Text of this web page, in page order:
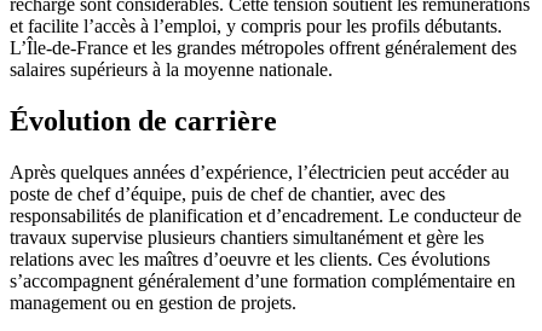
recharge sont considérables. Cette tension soutient les rémunérations
et facilite l’accès à l’emploi, y compris pour les profils débutants.
L’Île-de-France et les grandes métropoles offrent généralement des
salaires supérieurs à la moyenne nationale.
Évolution de carrière
Après quelques années d’expérience, l’électricien peut accéder au
poste de chef d’équipe, puis de chef de chantier, avec des
responsabilités de planification et d’encadrement. Le conducteur de
travaux supervise plusieurs chantiers simultanément et gère les
relations avec les maîtres d’oeuvre et les clients. Ces évolutions
s’accompagnent généralement d’une formation complémentaire en
management ou en gestion de projets.